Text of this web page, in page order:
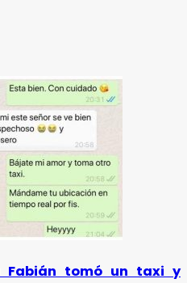
Fabián tomó un taxi y